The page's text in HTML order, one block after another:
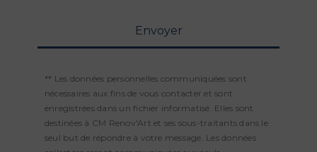
Envoyer
** Les données personnelles communiquées sont
nécessaires aux fins de vous contacter et sont
enregistrées dans un fichier informatisé. Elles sont
destinées à CM Renov'Art et ses sous-traitants dans le
seul but de répondre à votre message. Les données